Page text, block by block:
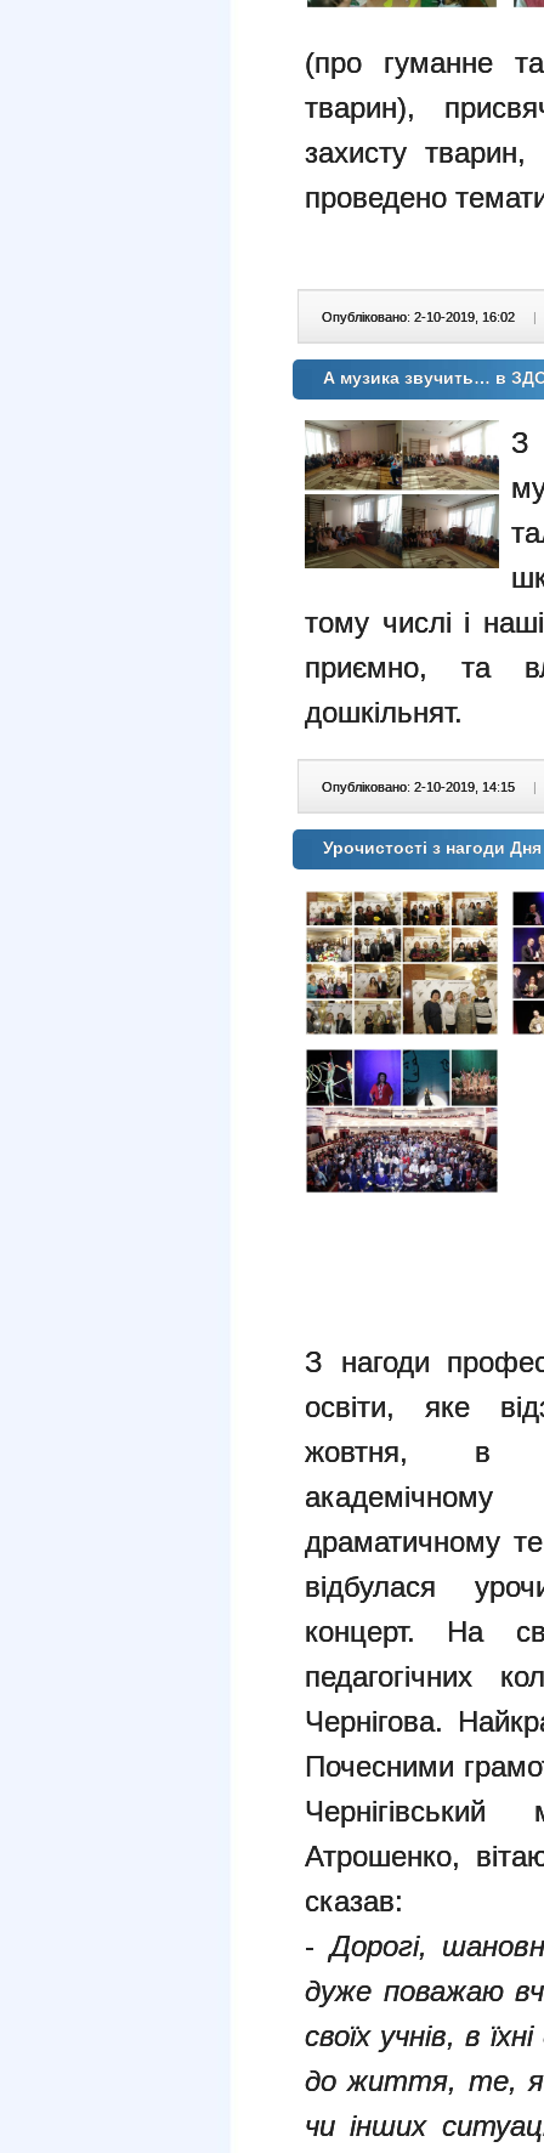
(про гуманне
тварин),
захисту
проведено
Опубліковано: 2-10-2019, 16:02 |
А музика звучить… в
З
тому числі і
приємно, та
дошкільнят.
Опубліковано: 2-10-2019, 14:15 |
Урочистості з нагоди
З нагоди
освіти, яке
жовтня, в
драматичному
відбулася
концерт. На
педагогічних
Чернігова.
Почесними
Атрошенко,
сказав:
-Дорогі,
дуже поважаю
своїх учнів, в
до життя, те,
чи інших